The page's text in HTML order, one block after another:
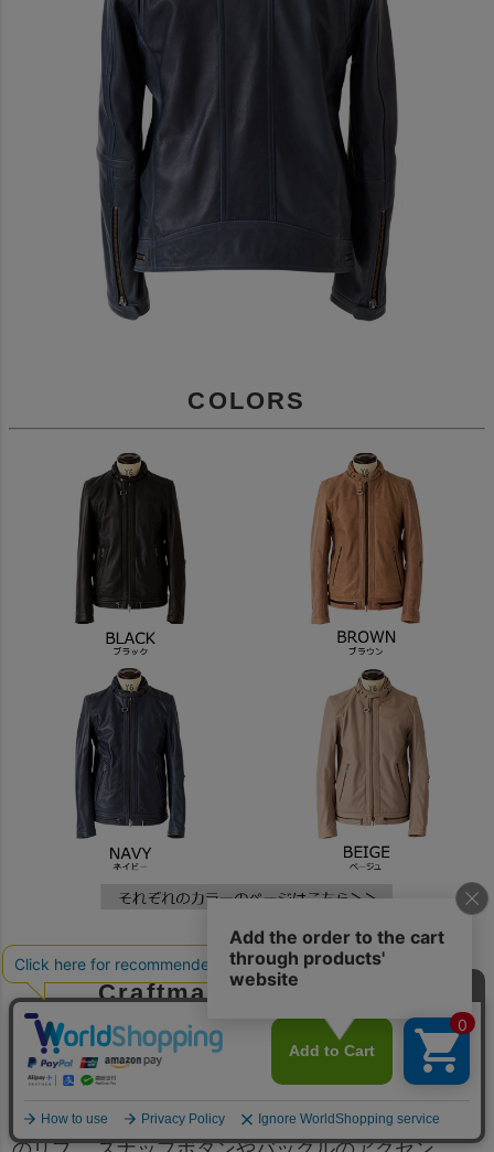
COLORS
Craftman＆Designer's
PASSION POINTS
●デザイン
ベーシックなシングルライダースをベースに、襟裏